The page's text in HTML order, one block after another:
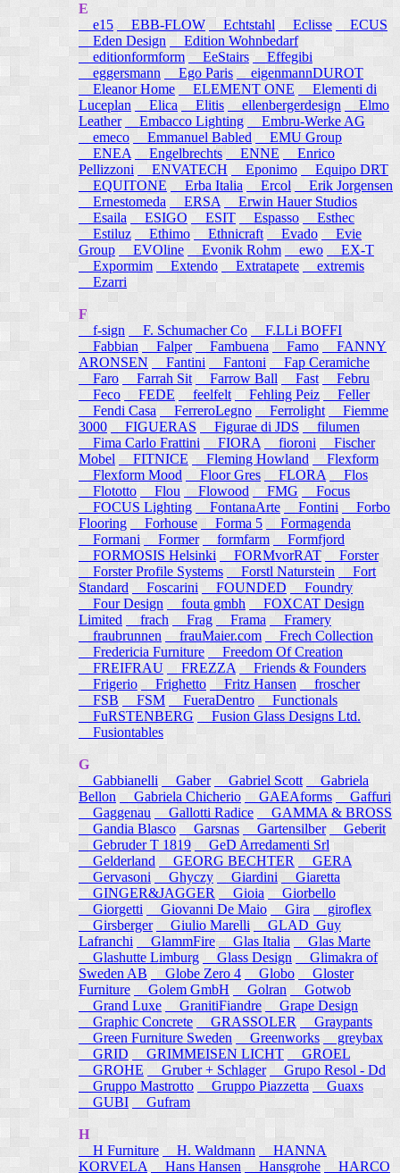
E
e15 EBB-FLOW Echtstahl Eclisse
ECUS
Eden Design
Edition Wohnbedarf
editionformform
EeStairs
Effegibi
eggersmann
Ego Paris
eigenmannDUROT
Eleanor Home
ELEMENT ONE
Elementi di
Luceplan
Elica Elitis ellenbergerdesign
Elmo
Leather
Embacco Lighting
Embru-Werke AG
emeco
Emmanuel Babled
EMU Group
ENEA
Engelbrechts ENNE
Enrico
Pellizzoni ENVATECH Eponimo
Equipo DRT
EQUITONE
Erba Italia Ercol
Erik Jorgensen
Ernestomeda
ERSA
Erwin Hauer Studios
Esaila
ESIGO ESIT Espasso
Esthec
Estiluz
Ethimo Ethnicraft Evado
Evie
Group
EVOline Evonik Rohm ewo
EX-T
Expormim
Extendo Extratapete
extremis
Ezarri
F
f-sign
F. Schumacher Co
F.LLi BOFFI
Fabbian
Falper Fambuena Famo
FANNY
ARONSEN
Fantini Fantoni
Fap Ceramiche
Faro
Farrah Sit Farrow Ball Fast
Febru
Feco
FEDE feelfelt Fehling Peiz
Feller
Fendi Casa
FerreroLegno Ferrolight
Fiemme
3000
FIGUERAS Figurae di JDS
filumen
Fima Carlo Frattini
FIORA fioroni
Fischer
Mobel
FITNICE Fleming Howland
Flexform
Flexform Mood
Floor Gres FLORA
Flos
Flototto
Flou Flowood FMG
Focus
FOCUS Lighting
FontanaArte Fontini
Forbo
Flooring
Forhouse Forma 5
Formagenda
Formani
Former formfarm
Formfjord
FORMOSIS Helsinki
FORMvorRAT
Forster
Forster Profile Systems
Forstl Naturstein
Fort
Standard
Foscarini FOUNDED
Foundry
Four Design
fouta gmbh
FOXCAT Design
Limited
frach Frag Frama
Framery
fraubrunnen
frauMaier.com
Frech Collection
Fredericia Furniture
Freedom Of Creation
FREIFRAU
FREZZA
Friends & Founders
Frigerio
Frighetto Fritz Hansen
froscher
FSB
FSM FueraDentro
Functionals
FuRSTENBERG
Fusion Glass Designs Ltd.
Fusiontables
G
Gabbianelli
Gaber Gabriel Scott
Gabriela
Bellon
Gabriela Chicherio GAEAforms
Gaffuri
Gaggenau
Gallotti Radice
GAMMA & BROSS
Gandia Blasco
Garsnas Gartensilber
Geberit
Gebruder T 1819
GeD Arredamenti Srl
Gelderland
GEORG BECHTER
GERA
Gervasoni
Ghyczy Giardini
Giaretta
GINGER&JAGGER
Gioia
Giorbello
Giorgetti
Giovanni De Maio Gira
giroflex
Girsberger
Giulio Marelli
GLAD_Guy
Lafranchi
GlammFire Glas Italia
Glas Marte
Glashutte Limburg
Glass Design
Glimakra of
Sweden AB
Globe Zero 4 Globo
Gloster
Furniture
Golem GmbH Golran
Gotwob
Grand Luxe
GranitiFiandre
Grape Design
Graphic Concrete
GRASSOLER
Graypants
Green Furniture Sweden
Greenworks
greybax
GRID
GRIMMEISEN LICHT
GROEL
GROHE
Gruber + Schlager
Grupo Resol - Dd
Gruppo Mastrotto
Gruppo Piazzetta
Guaxs
GUBI
Gufram
H
H Furniture
H. Waldmann
HANNA
KORVELA
Hans Hansen Hansgrohe HARCO